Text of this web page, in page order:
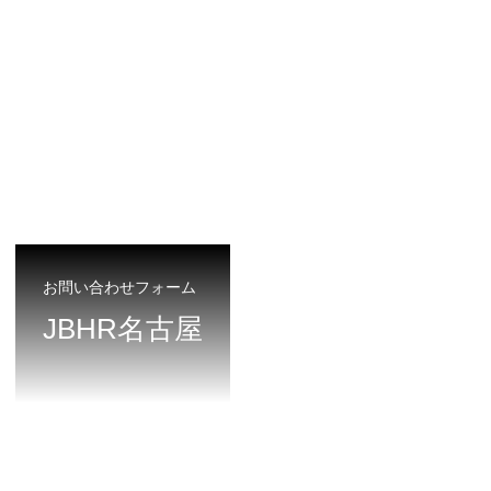
お問い合わせフォーム
JBHR名古屋